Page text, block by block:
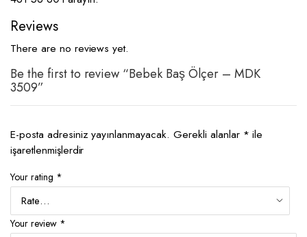
Reviews
There are no reviews yet.
Be the first to review “Bebek Baş Ölçer – MDK
3509”
E-posta adresiniz yayınlanmayacak. Gerekli alanlar * ile
işaretlenmişlerdir
Your rating *
Your review *